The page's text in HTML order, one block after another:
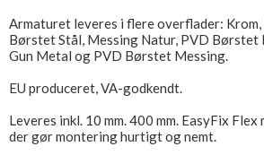
Armaturet leveres i flere overflader:
Børstet Stål, Messing Natur, PVD Børstet
Gun Metal og PVD Børstet Messing.
EU produceret, VA-godkendt.
Leveres inkl. 10 mm. 400 mm. EasyFix
der gør montering hurtigt og nemt.